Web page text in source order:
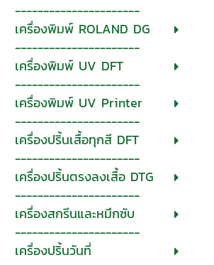
----------------------
เครื่องพิมพ์ ROLAND DG
----------------------
เครื่องพิมพ์ UV DFT
----------------------
เครื่องพิมพ์ UV Printer
----------------------
เครื่องปริ้นเสื้อทุกสี DFT
----------------------
เครื่องปริ้นตรงลงเสื้อ DTG
----------------------
เครื่องสกรีนและหมึกซับ
----------------------
เครื่องปริ้นวันที่